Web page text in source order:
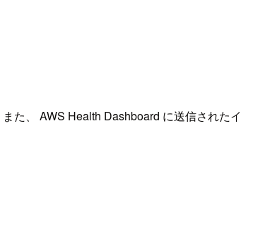
た、 AWS Health Dashboard に送信されたイ